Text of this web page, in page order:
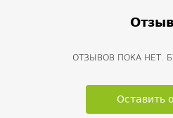
ОТЗЫВОВ ПОКА НЕТ.
Оставить